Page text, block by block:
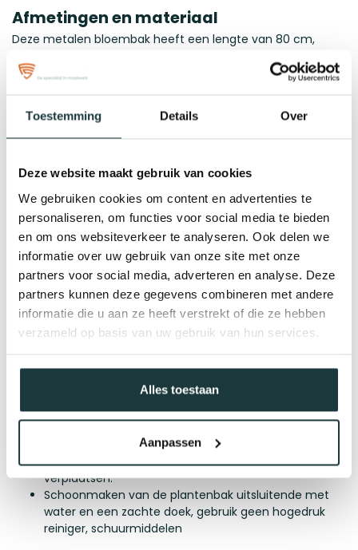
Toestemming Details Over
Deze website maakt gebruik van cookies
We gebruiken cookies om content en advertenties te
personaliseren, om functies voor social media te bieden
en om ons websiteverkeer te analyseren. Ook delen we
informatie over uw gebruik van onze site met onze
partners voor social media, adverteren en analyse. Deze
partners kunnen deze gegevens combineren met andere
informatie die u aan ze heeft verstrekt of die ze hebben
verzameld op basis van uw gebruik van hun services.
Alles toestaan
Aanpassen
Afmetingen en materiaal
Deze metalen bloembak heeft een lengte van 80 cm,
vervaardigd uit hoogwaardig 2 mm dik zincor metaal, wat
afgewerkt zodat dat je geen naden ziet.
onze webshop? Neem dan contact op met onze
Poedercoating: de perfecte bescherming
en kleurkeuze
Elke stalen plantenbak wordt voorzien van een 2-laagse
poedercoating, wat zorgt voor een krasvaste en
weerbestendige afwerking. Bovendien kun je kiezen uit
verschillende RAL-kleuren, zodat jouw buitenplantenbak
perfect past bij je tuin of terras.
verpakkingsmaterialen meteen te worden verwijderd.
Boren of slijpen in het materiaal is niet toegestaan.
waardoor deze loslaat.
De plantenbakken zijn niet geschikt om gevuld te
verplaatsen.
Schoonmaken van de plantenbak uitsluitende met
water en een zachte doek, gebruik geen hogedruk
reiniger, schuurmiddelen